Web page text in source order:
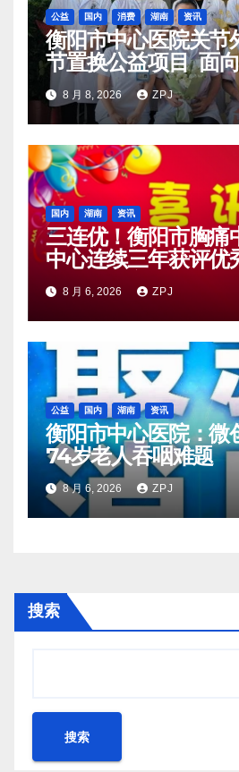
公益 国内 消费 湖南 资讯
衡阳市中心医院关节
节置换公益项目 面
名资助对象
8 月 8, 2026 ZPJ
国内 湖南 资讯
三连优！衡阳市胸痛
中心连续三年获评优
量控制中心
8 月 6, 2026 ZPJ
公益 国内 湖南 资讯
衡阳市中心医院：微
74岁老人吞咽难题
8 月 6, 2026 ZPJ
搜索
搜索